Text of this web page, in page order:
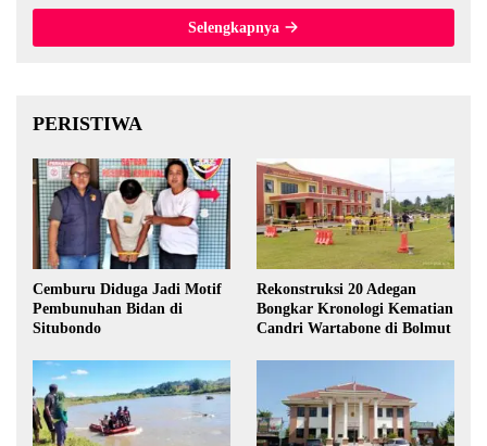
Selengkapnya
PERISTIWA
Cemburu Diduga Jadi Motif
Pembunuhan Bidan di
Situbondo
Rekonstruksi 20 Adegan
Bongkar Kronologi Kematian
Candri Wartabone di Bolmut